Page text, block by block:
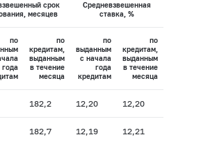
срок
месяцев
Средневзвешенная
ставка, %
по
года
по
кредитам,
выданным
в течение
месяца
по
выданным
с начала
года
кредитам
по
кредитам,
выданным
в течение
месяца
182,2 12,20 12,20
182,7 12,19 12,21